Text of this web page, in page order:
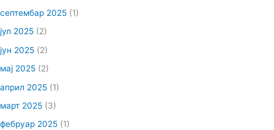
септембар 2025 (1)
јул 2025 (2)
јун 2025 (2)
мај 2025 (2)
април 2025 (1)
март 2025 (3)
фебруар 2025 (1)